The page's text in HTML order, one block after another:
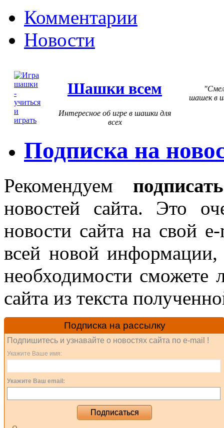
Комментарии
Новости
Шашки всем
Интересное об игре в шашки для
всех
шашек в
Подписка на
Рекомендуем
новостей сайта. Это
новости сайта на свой
всей новой
необходимости сможете
сайта из текста
Подписка на рассылку
Подпишитесь и узнавайте о новостях сайта по e-mai l !
Укажите Ваше имя:
Укажите Ваш email:
Подписаться